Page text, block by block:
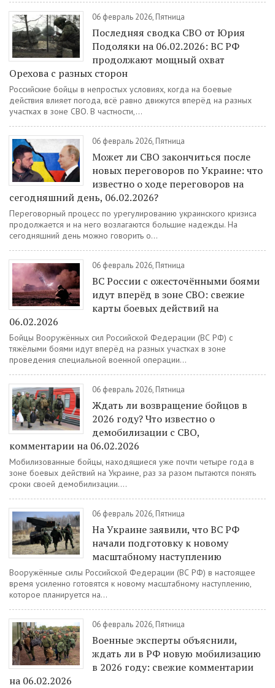
06 февраль 2026, Пятница
Последняя сводка СВО от Юрия
Подоляки на 06.02.2026: ВС РФ
продолжают мощный охват
Орехова с разных сторон
Российские бойцы в непростых условиях, когда на боевые
действия влияет погода, всё равно движутся вперёд на разных
участках в зоне СВО. В частности,...
06 февраль 2026, Пятница
Может ли СВО закончиться после
новых переговоров по Украине: что
известно о ходе переговоров на
сегодняшний день, 06.02.2026?
Переговорный процесс по урегулированию украинского кризиса
продолжается и на него возлагаются большие надежды. На
сегодняшний день можно говорить о...
06 февраль 2026, Пятница
ВС России с ожесточёнными боями
идут вперёд в зоне СВО: свежие
карты боевых действий на
06.02.2026
Бойцы Вооружённых сил Российской Федерации (ВС РФ) с
тяжёлыми боями идут вперёд на разных участках в зоне
проведения специальной военной операции...
06 февраль 2026, Пятница
Ждать ли возвращение бойцов в
2026 году? Что известно о
демобилизации с СВО,
комментарии на 06.02.2026
Мобилизованные бойцы, находящиеся уже почти четыре года в
зоне боевых действий на Украине, раз за разом пытаются понять
сроки своей демобилизации....
06 февраль 2026, Пятница
На Украине заявили, что ВС РФ
начали подготовку к новому
масштабному наступлению
Вооружённые силы Российской Федерации (ВС РФ) в настоящее
время усиленно готовятся к новому масштабному наступлению,
которое планируется на...
06 февраль 2026, Пятница
Военные эксперты объяснили,
ждать ли в РФ новую мобилизацию
в 2026 году: свежие комментарии
на 06.02.2026